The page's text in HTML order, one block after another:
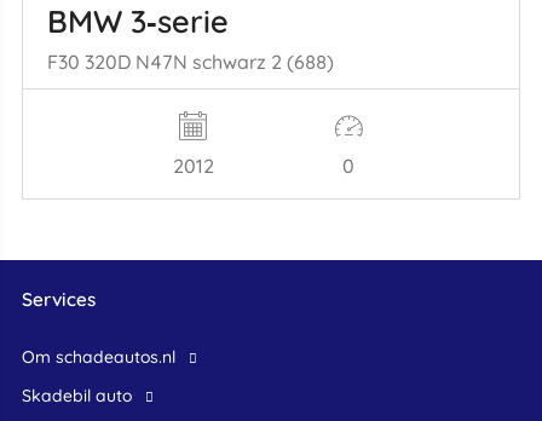
BMW 3‑serie
F30 320D N47N schwarz 2 (688)
2012 0
Services
Om schadeautos.nl
skadebil auto